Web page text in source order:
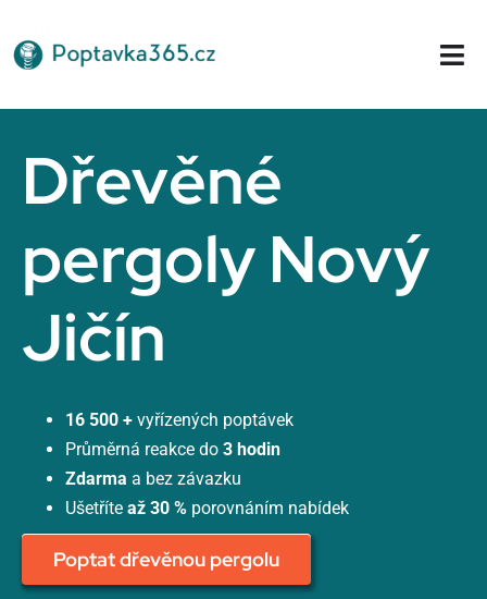
na
obsah
Dřevěné
pergoly Nový
Jičín
16 500 + vyřízených poptávek
Průměrná reakce do 3 hodin
Zdarma a bez závazku
Ušetříte až 30 %porovnáním nabídek
Poptat dřevěnou pergolu